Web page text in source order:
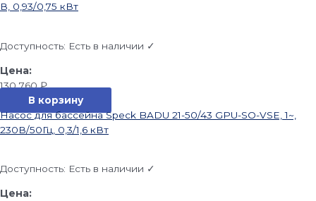
В, 0,93/0,75 кВт
Доступность: Есть в наличии ✓
130 760₽
В корзину
Насос для бассейна Speck BADU 21-50/43 GPU-SO-VSE, 1~,
230В/50Гц, 0,3/1,6 кВт
Доступность: Есть в наличии ✓